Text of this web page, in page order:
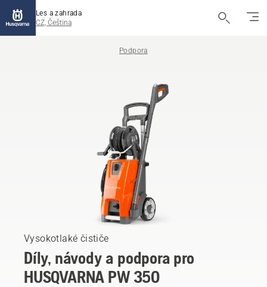
Les a zahrada
CZ, Čeština
Podpora
Vysokotlaké čističe
Díly, návody a podpora pro
HUSQVARNA PW 350